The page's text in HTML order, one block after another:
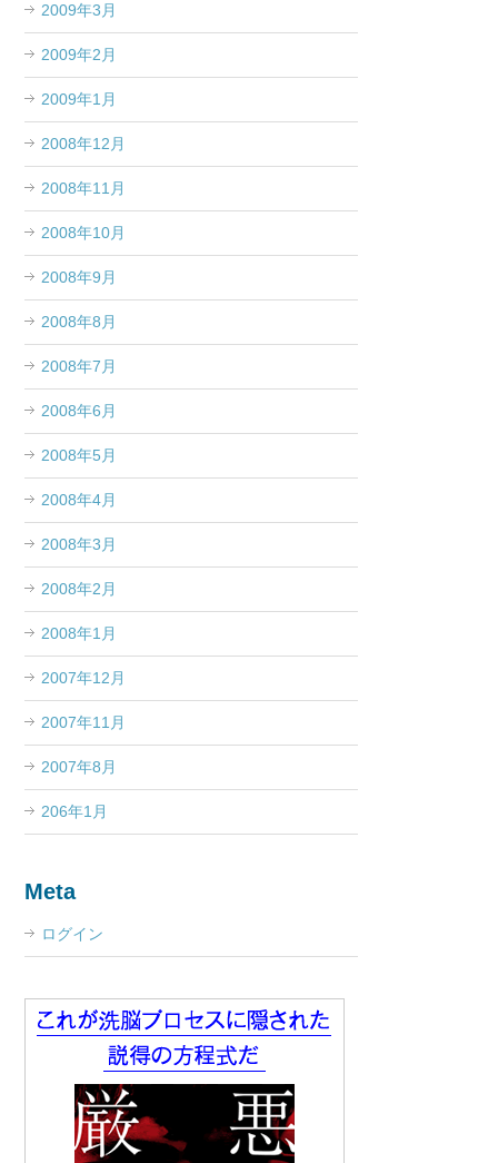
2009年3月
2009年2月
2009年1月
2008年12月
2008年11月
2008年10月
2008年9月
2008年8月
2008年7月
2008年6月
2008年5月
2008年4月
2008年3月
2008年2月
2008年1月
2007年12月
2007年11月
2007年8月
206年1月
Meta
ログイン